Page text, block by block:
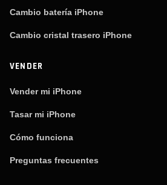
Cambio batería iPhone
Cambio cristal trasero iPhone
VENDER
Vender mi iPhone
Tasar mi iPhone
Cómo funciona
Preguntas frecuentes